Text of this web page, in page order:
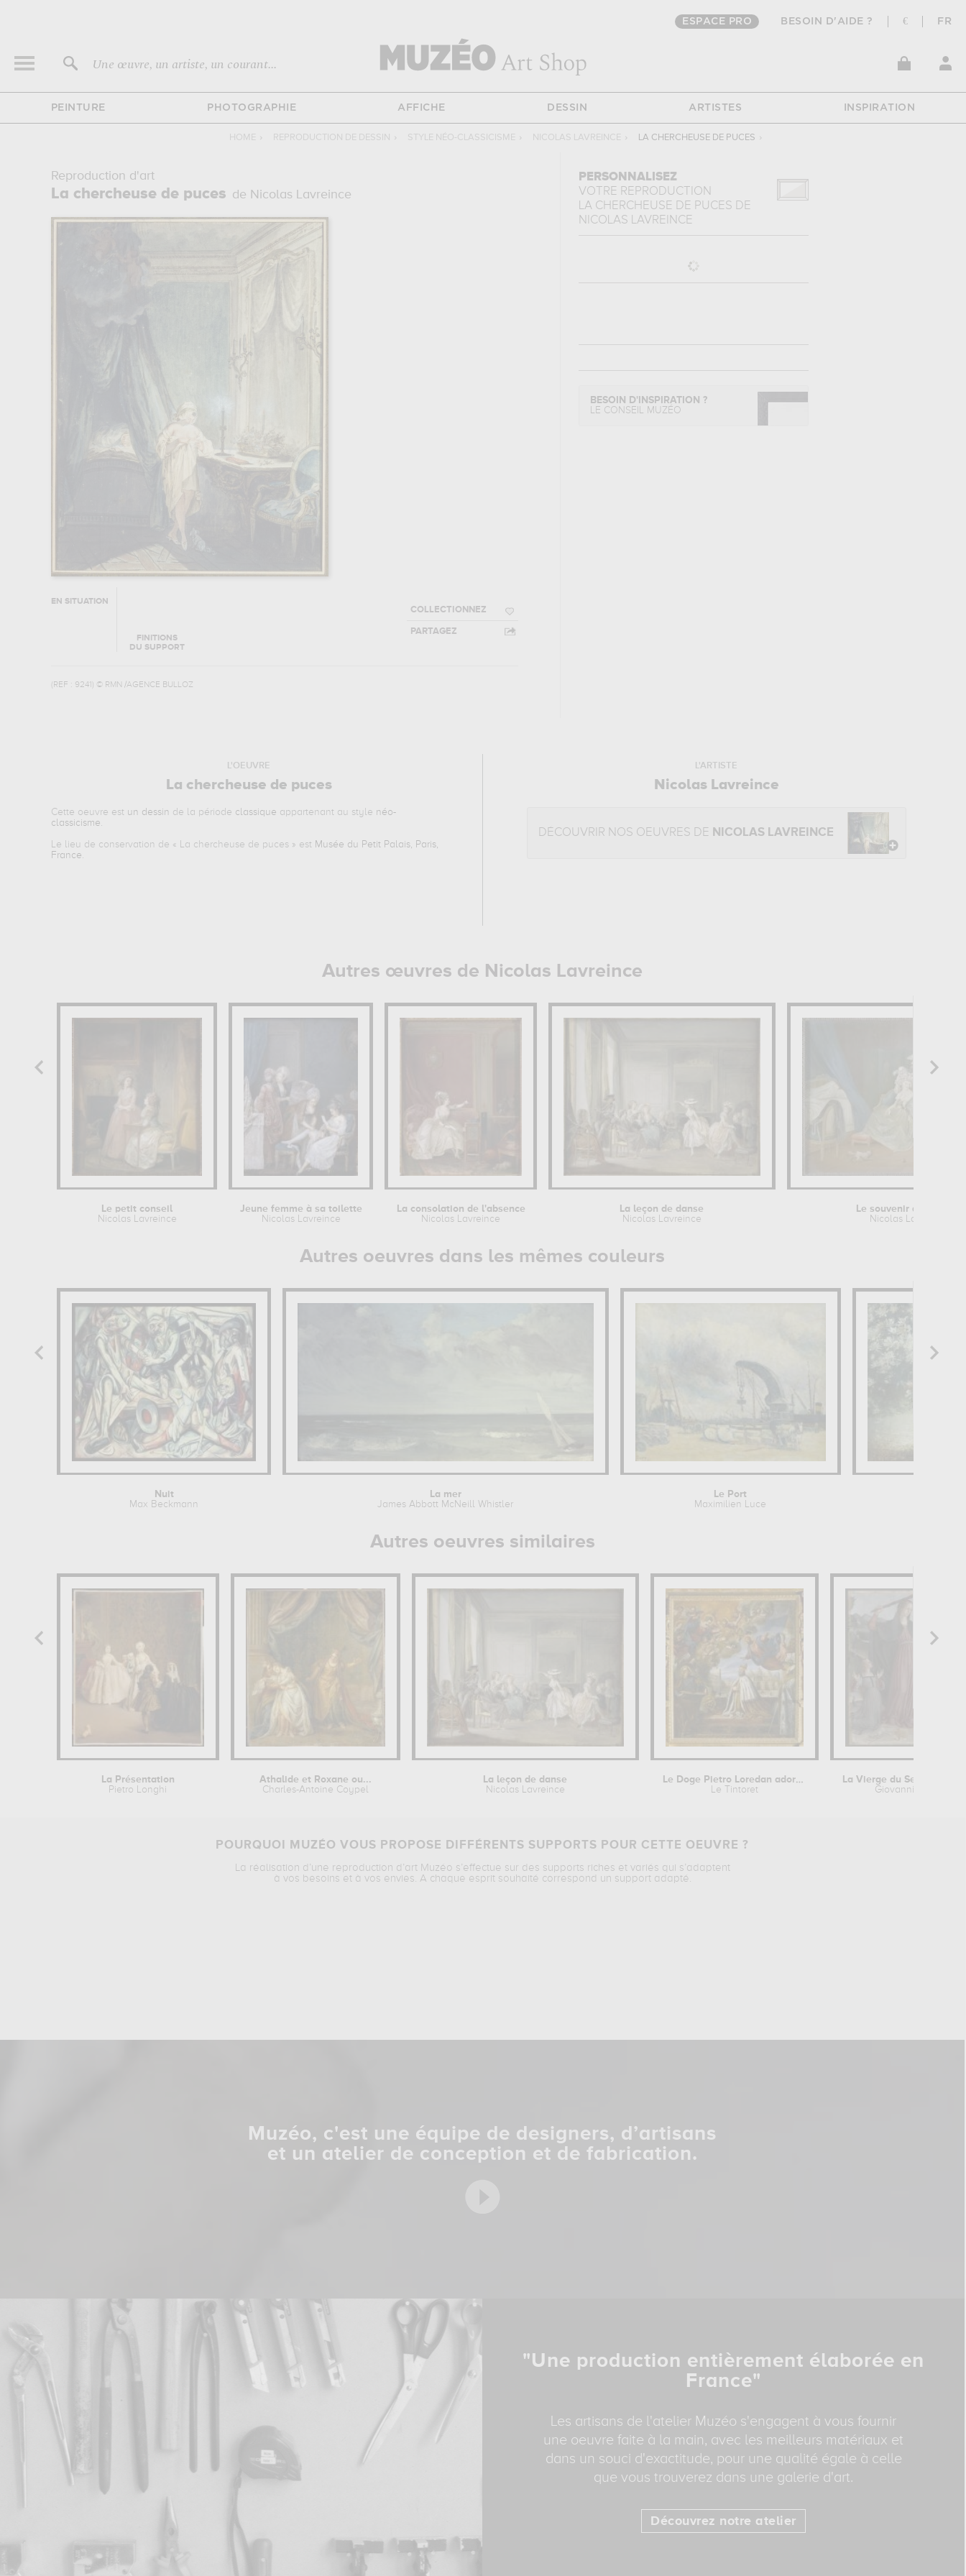
ESPACE PRO BESOIN D'AIDE ? € FR
Une œuvre, un artiste, un courant...
PEINTURE PHOTOGRAPHIE AFFICHE DESSIN ARTISTES INSPIRATION
HOME › REPRODUCTION DE DESSIN › STYLE NÉO-CLASSICISME › NICOLAS LAVREINCE › LA CHERCHEUSE DE PUCES ›
Reproduction d'art
La chercheuse de puces de Nicolas Lavreince
EN SITUATION
FINITIONS
DU SUPPORT
COLLECTIONNEZ
PARTAGEZ
(REF : 9241 ) © RMN /AGENCE BULLOZ
PERSONNALISEZ
VOTRE REPRODUCTION
LA CHERCHEUSE DE PUCES DE
NICOLAS LAVREINCE
BESOIN D'INSPIRATION ?
LE CONSEIL MUZÉO
L'OEUVRE
La chercheuse de puces
Cette oeuvre est un dessin de la période classique appartenant au style néo-
classicisme.
Le lieu de conservation de « La chercheuse de puces » est Musée du Petit Palais, Paris,
France.
L'ARTISTE
Nicolas Lavreince
DÉCOUVRIR NOS OEUVRES DE NICOLAS LAVREINCE
Autres œuvres de Nicolas Lavreince
Le petit conseil
Nicolas Lavreince
Jeune femme à sa toilette
Nicolas Lavreince
La consolation de l'absence
Nicolas Lavreince
La leçon de danse
Nicolas Lavreince
Le souvenir de l'absent
Nicolas Lavreince
Autres oeuvres dans les mêmes couleurs
Nuit
Max Beckmann
La mer
James Abbott McNeill Whistler
Le Port
Maximilien Luce
Autres oeuvres similaires
La Présentation
Pietro Longhi
Athalide et Roxane ou...
Charles-Antoine Coypel
La leçon de danse
Nicolas Lavreince
Le Doge Pietro Loredan adore La...
Le Tintoret
Giovanni Pagani
POURQUOI MUZÉO VOUS PROPOSE DIFFÉRENTS SUPPORTS POUR CETTE OEUVRE ?
La réalisation d’une reproduction d’art Muzéo s’effectue sur des supports riches et variés qui s’adaptent
à vos besoins et à vos envies. A chaque esprit souhaité correspond un support adapté.
Muzéo, c'est une équipe de designers, d’artisans
et un atelier de conception et de fabrication.
"Une production entièrement élaborée en
France"
Les artisans de l'atelier Muzéo s'engagent à vous fournir
une oeuvre faite à la main, avec les meilleurs matériaux et
dans un souci d'exactitude, pour une qualité égale à celle
que vous trouverez dans une galerie d'art.
Découvrez notre atelier